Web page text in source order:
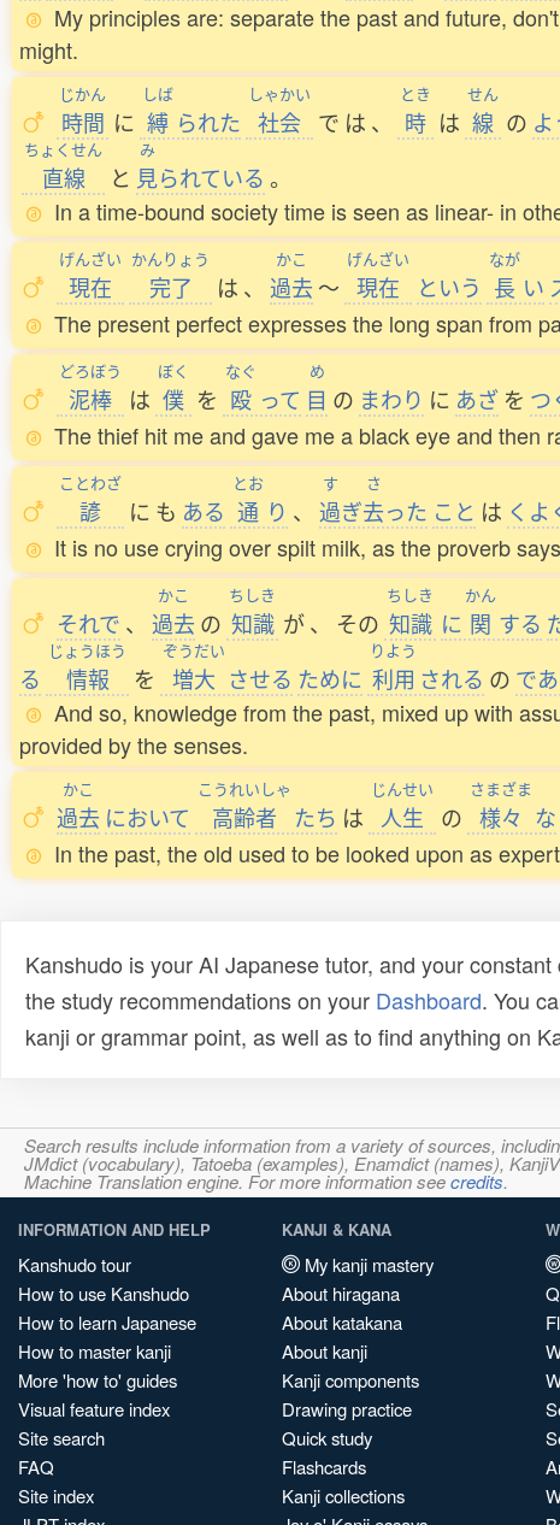
My principles are: separate the past and future,
might.
じかん
時間 に
しば
縛 られた
しゃかい
社会 で は 、
とき
時 は
せん
線 の
ちょくせん
直線 と
み
見られている 。
In a time-bound society time is seen as linear- in
げんざい
現在
かんりょう
完了 は 、
かこ
過去 ～
げんざい
現在 という
なが
長 い
The present perfect expresses the long span from
どろぼう
泥棒 は
ぼく
僕 を
なぐ
殴 って
め
目 の まわり に あざ を つ
The thief hit me and gave me a black eye and then
ことわざ
諺 に も ある
とお
通 り 、
す
過ぎ
さ
去った こと は くよ
It is no use crying over spilt milk, as the proverb
それで 、
かこ
過去 の
ちしき
知識 が、 その
ちしき
知識 に
かん
関 する
る
じょうほう
情報 を
ぞうだい
増大 させる ために
りよう
利用 される の で
And so, knowledge from the past, mixed up with
provided by the senses.
かこ
過去 において
こうれいしゃ
高齢者 たち は
じんせい
人生 の
さまざま
様々 な
In the past, the old used to be looked upon as
Kanshudo is your AI Japanese tutor, and your
the study recommendations on your Dashboard. You
kanji or grammar point, as well as to find anything on
Search results include information from a variety of sources,
JMdict (vocabulary), Tatoeba (examples), Enamdict (names),
Machine Translation engine. For more information seecredits.
INFORMATION AND HELP
Kanshudo tour
How to use Kanshudo
How to learn Japanese
How to master kanji
More 'how to' guides
Visual feature index
Site search
FAQ
Site index
KANJI & KANA
My kanji mastery
About hiragana
About katakana
About kanji
Kanji components
Drawing practice
Quick study
Flashcards
Kanji collections